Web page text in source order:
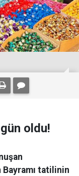
oldu!
Bayramı tatilinin